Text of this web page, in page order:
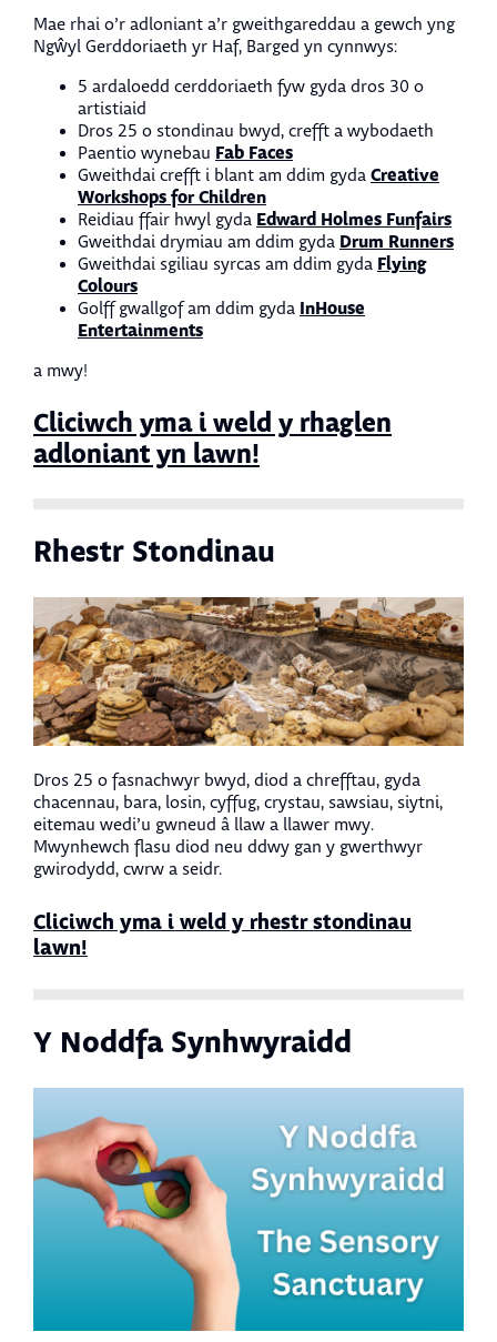
Mae rhai o’r adloniant a’r gweithgareddau a gewch yng
Ngŵyl Gerddoriaeth yr Haf, Barged yn cynnwys:
5 ardaloedd cerddoriaeth fyw gyda dros 30 o
artistiaid
Dros 25 o stondinau bwyd, crefft a wybodaeth
Paentio wynebau Fab Faces
Gweithdai crefft i blant am ddim gyda Creative
Workshops for Children
Reidiau ffair hwyl gyda Edward Holmes Funfairs
Gweithdai drymiau am ddim gyda Drum Runners
Gweithdai sgiliau syrcas am ddim gyda Flying
Colours
Golff gwallgof am ddim gyda InHouse
Entertainments
a mwy!
Cliciwch yma i weld y rhaglen
adloniant yn lawn!
Rhestr Stondinau
Dros 25 o fasnachwyr bwyd, diod a chrefftau, gyda
chacennau, bara, losin, cyffug, crystau, sawsiau, siytni,
eitemau wedi’u gwneud â llaw a llawer mwy.
Mwynhewch flasu diod neu ddwy gan y gwerthwyr
gwirodydd, cwrw a seidr.
Cliciwch yma i weld y rhestr stondinau
lawn!
Y Noddfa Synhwyraidd